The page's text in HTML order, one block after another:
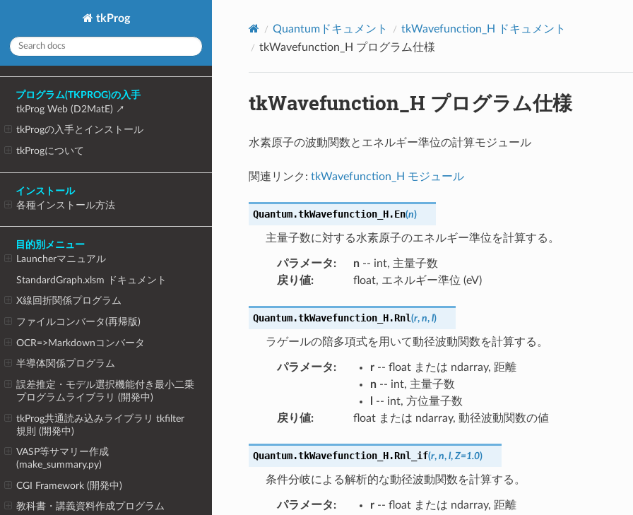
tkProg
プログラム(TKPROG)の入手
tkProg Web (D2MatE)
tkProgの入手とインストール
tkProgについて
インストール
各種インストール方法
目的別メニュー
Launcherマニュアル
StandardGraph.xlsm ドキュメント
X線回折関係プログラム
ファイルコンバータ(再帰版)
OCR=>Markdownコンバータ
半導体関係プログラム
誤差推定・モデル選択機能付き最小二乗
プログラムライブラリ (開発中)
tkProg共通読み込みライブラリ tkfilter
規則 (開発中)
VASP等サマリー作成
(make_summary.py)
CGI Framework (開発中)
教科書・講義資料作成プログラム
Quantumドキュメント
tkWavefunction_H ドキュメント
tkWavefunction_H プログラム仕様
tkWavefunction_H プログラム仕様
水素原子の波動関数とエネルギー準位の計算モジュール
関連リンク: tkWavefunction_H モジュール
Quantum.tkWavefunction_H.En(n)
主量子数に対する水素原子のエネルギー準位を計算する。
パラメータ: n-- int, 主量子数
戻り値: float, エネルギー準位 (eV)
Quantum.tkWavefunction_H.Rnl(r, n, l)
ラゲールの陪多項式を用いて動径波動関数を計算する。
パラメータ: r-- float または ndarray, 距離
n-- int, 主量子数
-- int, 方位量子数
戻り値: float または ndarray, 動径波動関数の値
Quantum.tkWavefunction_H.Rnl_if(r, n, l, Z=1.0)
条件分岐による解析的な動径波動関数を計算する。
パラメータ: r-- float または ndarray, 距離